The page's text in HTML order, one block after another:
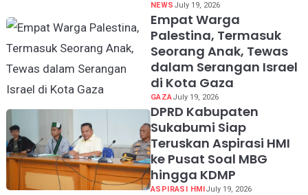
NEWS July 19, 2026
Empat Warga
Palestina, Termasuk
Seorang Anak, Tewas
dalam Serangan Israel
di Kota Gaza
GAZAJuly 19, 2026
DPRD Kabupaten
Sukabumi Siap
Teruskan Aspirasi HMI
ke Pusat Soal MBG
hingga KDMP
ASPIRASI HMI July 19, 2026